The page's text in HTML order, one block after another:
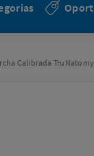
Calibrada